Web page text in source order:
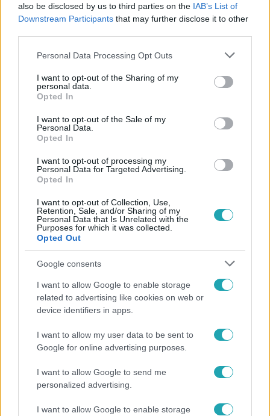
also be disclosed by us to third parties on the IAB’s List of
Downstream Participants that may further disclose it to other
Please note that this website/app uses one or more Google
not limited to your visit or usage behaviour. You may click to
grant or deny consent to Google and its third-party tags to
use your data for below specified purposes in below Google
consent section.
Personal Data Processing Opt Outs
I want to opt-out of the Sharing of my
personal data.
Opted In
I want to opt-out of the Sale of my
Personal Data.
Opted In
I want to opt-out of processing my
Personal Data for Targeted Advertising.
Opted In
I want to opt-out of Collection, Use,
Retention, Sale, and/or Sharing of my
Personal Data that Is Unrelated with the
Purposes for which it was collected.
Opted Out
Google consents
I want to allow Google to enable storage
related to advertising like cookies on web or
device identifiers in apps.
I want to allow my user data to be sent to
Google for online advertising purposes.
I want to allow Google to send me
personalized advertising.
I want to allow Google to enable storage
Követem
VÁRKONYI ANDREA ORVOS
MÉSZÁROS LŐRINC #PORTRÉ